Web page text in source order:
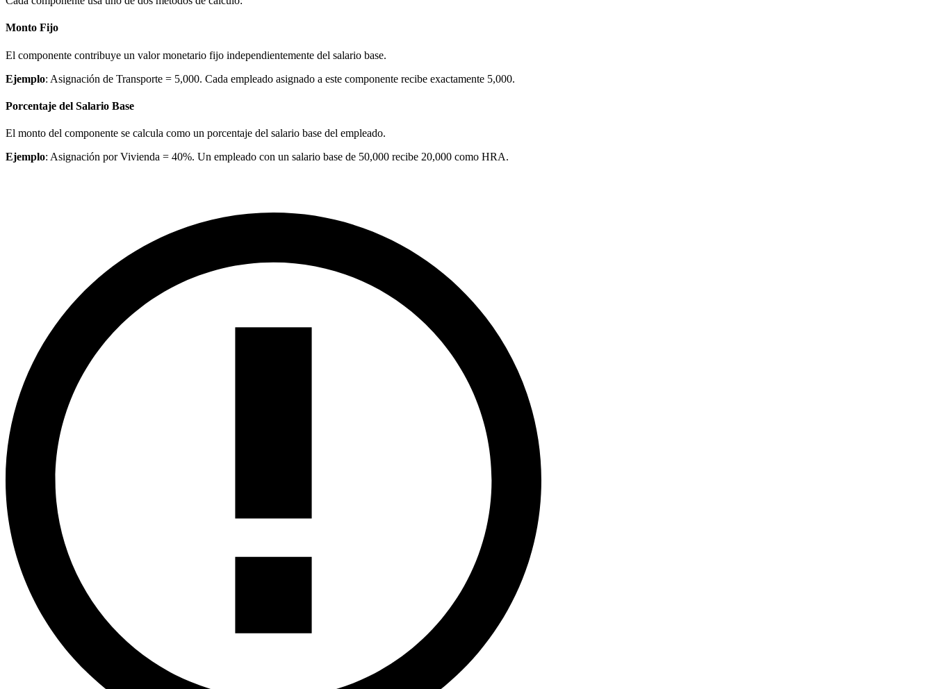
Monto Fijo
El componente contribuye un valor monetario fijo independientemente del salario base.
Ejemplo: Asignación de Transporte = 5,000. Cada empleado asignado a este componente recibe exactamente 5,000.
Porcentaje del Salario Base
El monto del componente se calcula como un porcentaje del salario base del empleado.
Ejemplo: Asignación por Vivienda = 40%. Un empleado con un salario base de 50,000 recibe 20,000 como HRA.